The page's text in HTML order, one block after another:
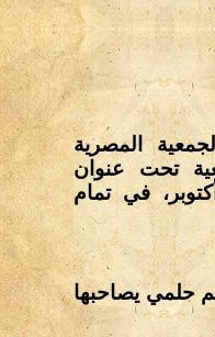
المصرية
تحت عنوان
المرئي"، وذلك يوم السبت الموافق 21 أكتوبر، في تمام
حلمي يصاحبها